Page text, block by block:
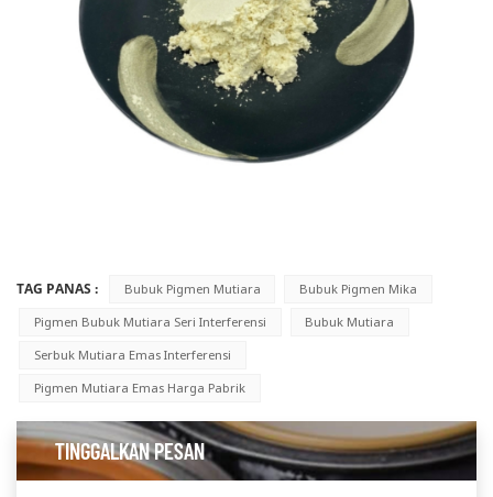
TAG PANAS : Bubuk Pigmen Mutiara
Bubuk Pigmen Mika
Pigmen Bubuk Mutiara Seri Interferensi
Bubuk Mutiara
Serbuk Mutiara Emas Interferensi
Pigmen Mutiara Emas Harga Pabrik
TINGGALKAN PESAN